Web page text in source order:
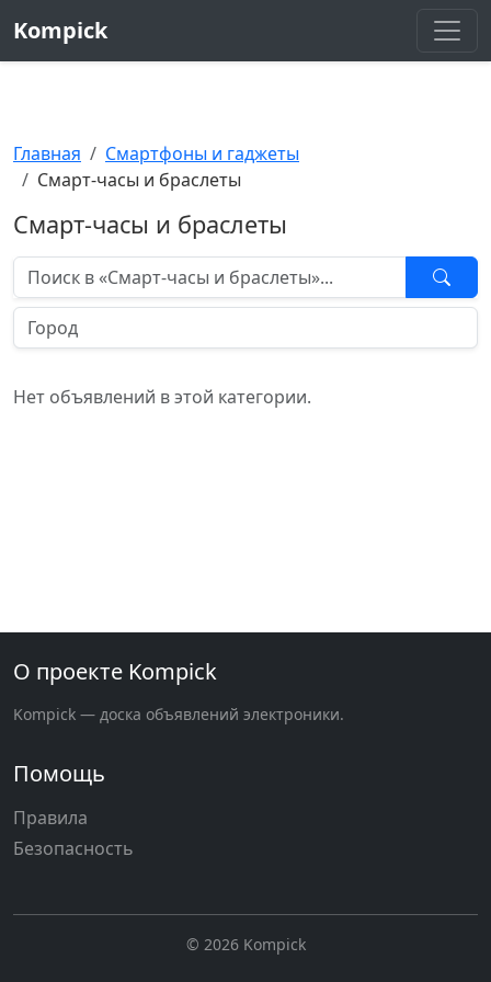
Kompick
Главная
Смартфоны и гаджеты
Смарт-часы и браслеты
Смарт-часы и браслеты
Нет объявлений в этой категории.
О проекте Kompick
Kompick — доска объявлений электроники.
Помощь
Правила
Безопасность
© 2026 Kompick